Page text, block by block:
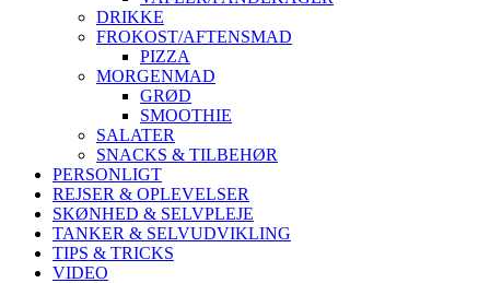
DRIKKE
FROKOST/AFTENSMAD
PIZZA
MORGENMAD
GRØD
SMOOTHIE
SALATER
SNACKS & TILBEHØR
PERSONLIGT
REJSER & OPLEVELSER
SKØNHED & SELVPLEJE
TANKER & SELVUDVIKLING
TIPS & TRICKS
VIDEO